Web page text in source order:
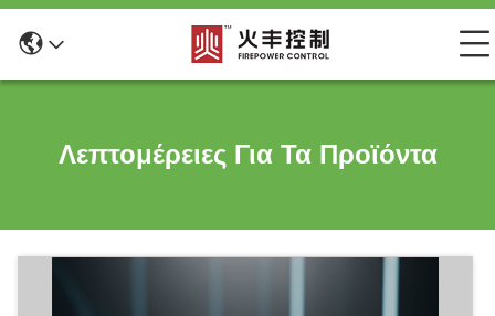
Λεπτομέρειες Για Τα Προϊόντα